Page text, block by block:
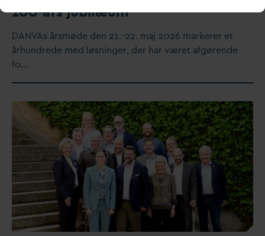
100-års jubilæum
DANVAs årsmøde den 21.-22. maj 2026 markerer et
århundrede med løsninger, der har været afgørende
fo…